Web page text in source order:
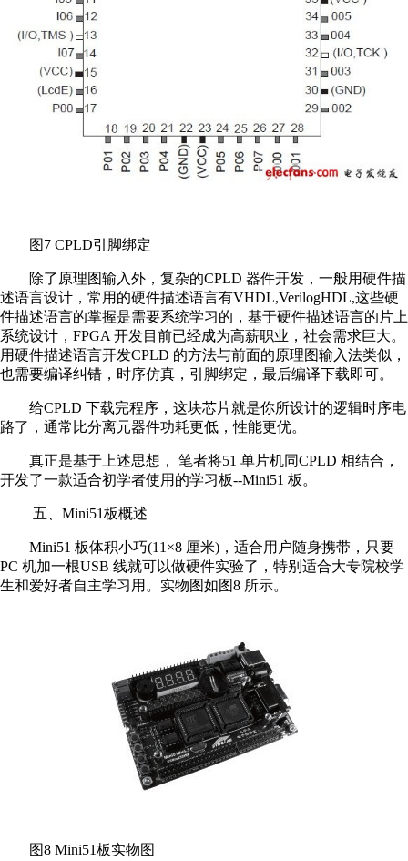
图7 CPLD引脚绑定
除了原理图输入外，复杂的CPLD 器件开发，一般用硬件描
述语言设计，常用的硬件描述语言有VHDL,VerilogHDL,这些硬
件描述语言的掌握是需要系统学习的，基于硬件描述语言的片上
系统设计，FPGA 开发目前已经成为高薪职业，社会需求巨大。
用硬件描述语言开发CPLD 的方法与前面的原理图输入法类似，
也需要编译纠错，时序仿真，引脚绑定，最后编译下载即可。
给CPLD 下载完程序，这块芯片就是你所设计的逻辑时序电
路了，通常比分离元器件功耗更低，性能更优。
真正是基于上述思想， 笔者将51 单片机同CPLD 相结合，
开发了一款适合初学者使用的学习板--Mini51 板。
五、Mini51板概述
Mini51 板体积小巧(11×8 厘米)，适合用户随身携带，只要
PC 机加一根USB 线就可以做硬件实验了，特别适合大专院校学
生和爱好者自主学习用。实物图如图8 所示。
图8 Mini51板实物图